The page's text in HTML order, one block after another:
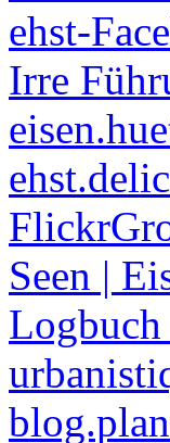
ehst-
Irre
Seen |
Logbuch